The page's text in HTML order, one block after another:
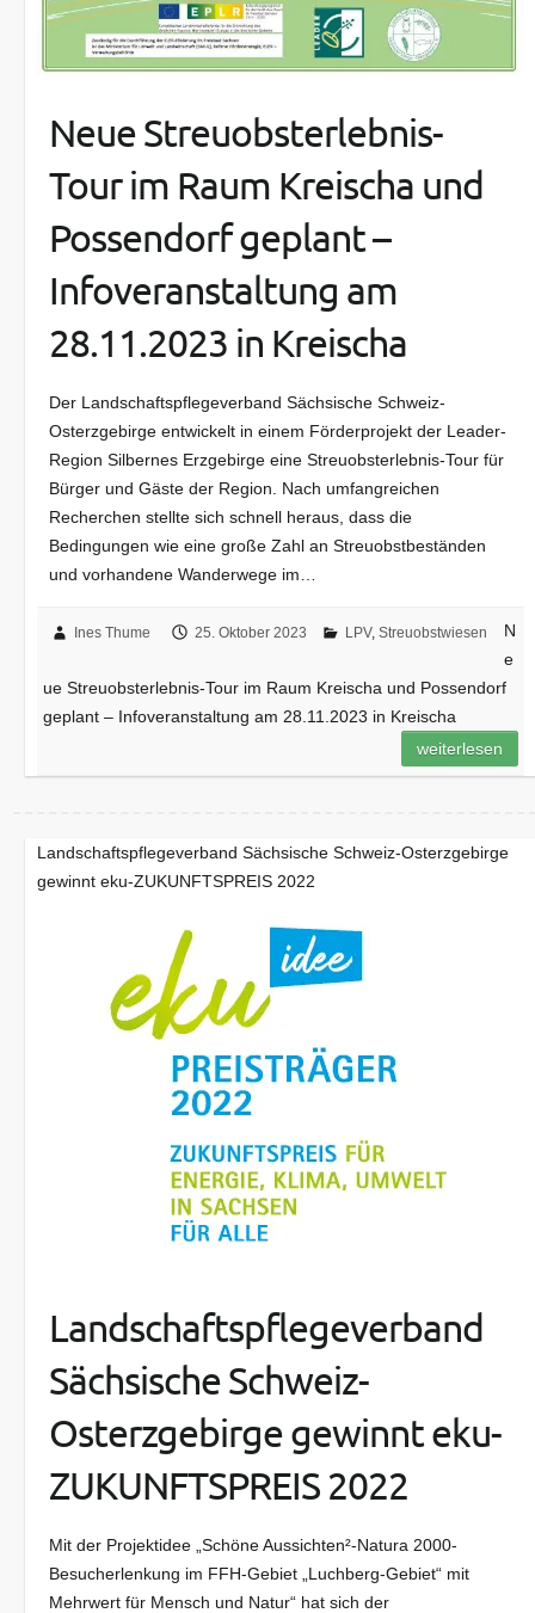
Neue Streuobsterlebnis-
Tour im Raum Kreischa und
Possendorf geplant –
Infoveranstaltung am
28.11.2023 in Kreischa
Der Landschaftspflegeverband Sächsische Schweiz-
Osterzgebirge entwickelt in einem Förderprojekt der Leader-
Region Silbernes Erzgebirge eine Streuobsterlebnis-Tour für
Bürger und Gäste der Region. Nach umfangreichen
Recherchen stellte sich schnell heraus, dass die
Bedingungen wie eine große Zahl an Streuobstbeständen
und vorhandene Wanderwege im…
Ines Thume 25. Oktober 2023 LPV,Streuobstwiesen
N
e
ue Streuobsterlebnis-Tour im Raum Kreischa und Possendorf
geplant – Infoveranstaltung am 28.11.2023 in Kreischa
weiterlesen
Landschaftspflegeverband Sächsische Schweiz-Osterzgebirge
gewinnt eku-ZUKUNFTSPREIS 2022
Landschaftspflegeverband
Sächsische Schweiz-
Osterzgebirge gewinnt eku-
ZUKUNFTSPREIS 2022
Mit der Projektidee „Schöne Aussichten²-Natura 2000-
Besucherlenkung im FFH-Gebiet „Luchberg-Gebiet“ mit
Mehrwert für Mensch und Natur“ hat sich der